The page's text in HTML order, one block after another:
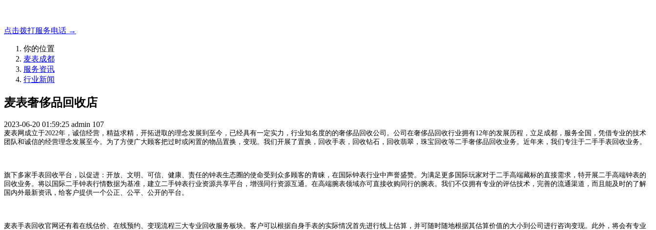
点击拨打服务电话 →
你的位置
麦表成都
服务资讯
行业新闻
麦表奢侈品回收店
2023-06-20 01:59:25 admin 107
麦表网成立于2022年，诚信经营，精益求精，开拓进取的理念发展到至今，已经具有一定实力，行业知名度的的奢侈品回收公司。公司在奢侈品回收行业拥有12年的发展历程，立足成都，服务全国，凭借专业的技术
团队和诚信的经营理念发展至今。为了方便广大顾客把过时或闲置的物品置换，变现。我们开展了置换，回收手表，回收钻石，回收翡翠，珠宝回收等二手奢侈品回收业务。近年来，我们专注于二手手表回收业务。
旗下多家手表回收平台，以促进：开放、文明、可信、健康、责任的钟表生态圈的使命受到众多顾客的青睐，在国际钟表行业中声誉盛赞。为满足更多国际玩家对于二手高端藏标的直接需求，特开展二手高端钟表的
回收业务。将以国际二手钟表行情数据为基准，建立二手钟表行业资源共享平台，增强同行资源互通。在高端腕表领域亦可直接收购同行的腕表。我们不仅拥有专业的评估技术，完善的流通渠道，而且能及时的了解
国内外最新资讯，给客户提供一个公正、公平、公开的平台。
麦表手表回收官网还有着在线估价、在线预约、变现流程三大专业回收服务板块。客户可以根据自身手表的实际情况首先进行线上估算，并可随时随地根据其估算价值的大小到公司进行咨询变现。此外，将会有专业